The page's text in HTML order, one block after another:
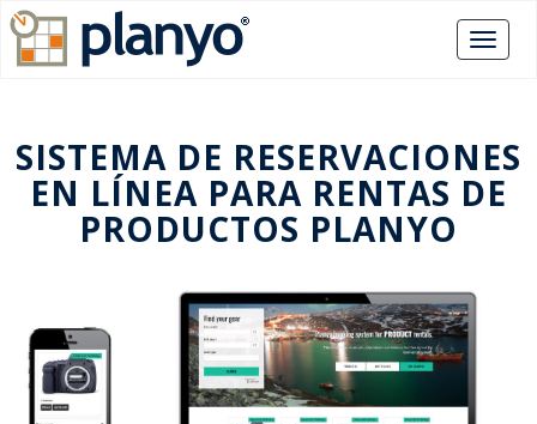
SISTEMA DE RESERVACIONES
EN LÍNEA PARA RENTAS DE
PRODUCTOS PLANYO